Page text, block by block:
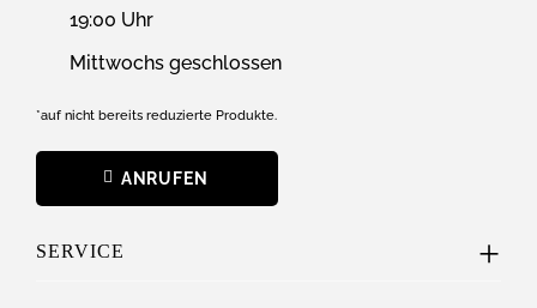
19:00 Uhr
Mittwochs geschlossen
*auf nicht bereits reduzierte Produkte.
ANRUFEN
SERVICE